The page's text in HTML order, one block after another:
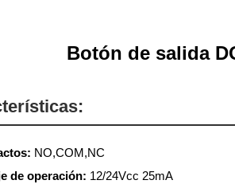
Botón de salida
NO,COM,NC
de operación: 12/24Vcc 25mA